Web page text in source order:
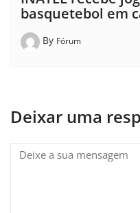
basquetebol em
By Fórum
Deixar uma